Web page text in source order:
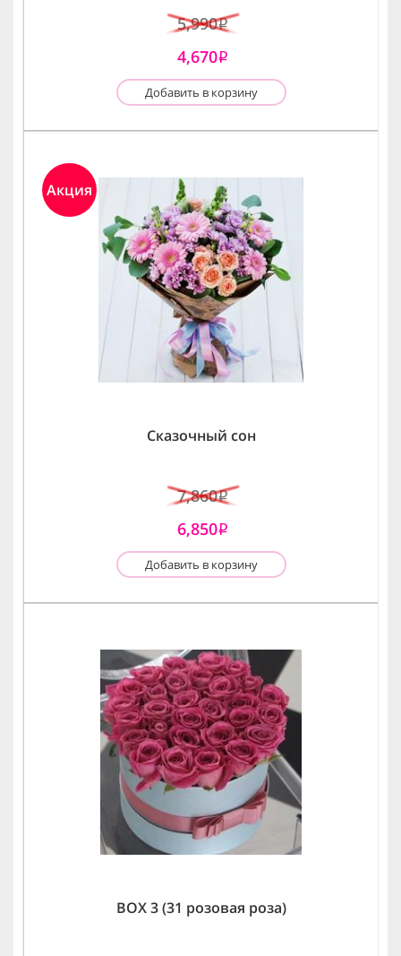
5,990i
4,670i
Добавить в корзину
Акция
Сказочный сон
7,860i
6,850i
Добавить в корзину
BOX 3 (31 розовая роза)